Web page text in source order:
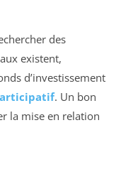
des
existent,
d’investissement
. Un bon
la mise en relation